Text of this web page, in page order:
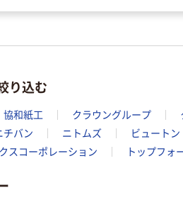
り込む
協和紙工 クラウングループ
チバン ニトムズ ビュートン
スコーポレーション トップフォ
ん 付箋 再生紙
￥425~ （税込）
スリーエム(3M)
本